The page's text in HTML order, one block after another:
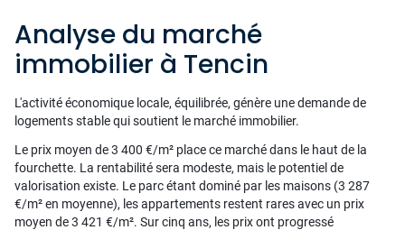
Analyse du marché
immobilier à Tencin
L'activité économique locale, équilibrée, génère une demande de
logements stable qui soutient le marché immobilier.
Le prix moyen de 3 400 €/m² place ce marché dans le haut de la
fourchette. La rentabilité sera modeste, mais le potentiel de
valorisation existe. Le parc étant dominé par les maisons (3 287
€/m² en moyenne), les appartements restent rares avec un prix
moyen de 3 421 €/m². Sur cinq ans, les prix ont progressé